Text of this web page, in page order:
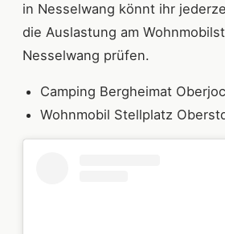
in Nesselwang könnt ihr
die Auslastung am
Nesselwang prüfen.
Camping Bergheimat
Wohnmobil Stellplatz